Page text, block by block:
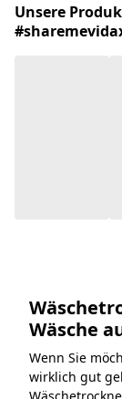
Unsere
Wäsche
Wenn Sie
wirklich gut